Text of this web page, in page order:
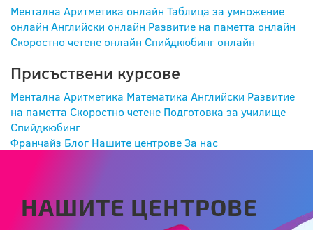
Ментална Аритметика онлайн Таблица за умножение
онлайн Английски онлайн Развитие на паметта онлайн
Скоростно четене онлайн Спийдкюбинг онлайн
Присъствени курсове
Ментална Аритметика Математика Английски Развитие
на паметта Скоростно четене Подготовка за училище
Спийдкюбинг
Франчайз Блог Нашите центровеЗа нас
НАШИТЕ ЦЕНТРОВЕ